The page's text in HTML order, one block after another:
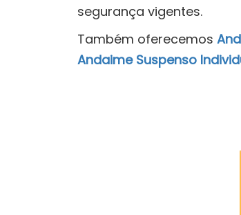
segurança vigentes.
Também oferecemos
Andaime Suspenso